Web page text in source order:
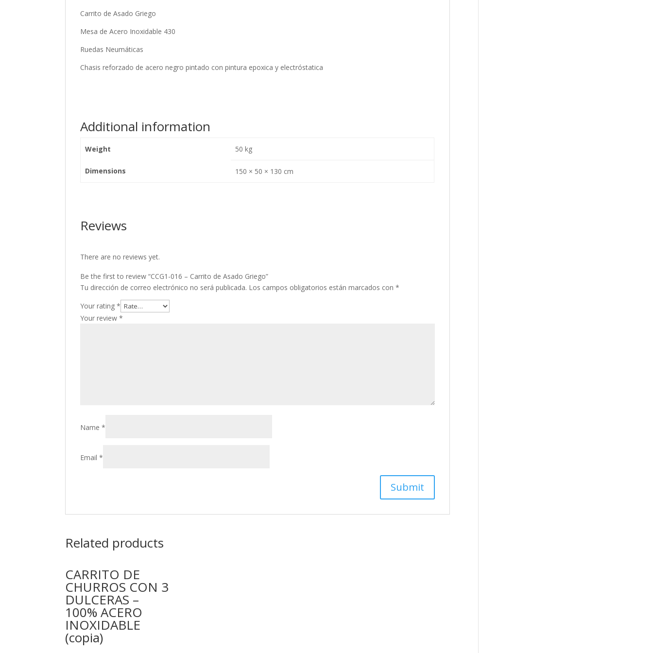
Carrito de Asado Griego
Mesa de Acero Inoxidable 430
Ruedas Neumáticas
Chasis reforzado de acero negro pintado con pintura epoxica y electróstatica
Additional information
Weight 50 kg
Dimensions 150 × 50 × 130 cm
Reviews
There are no reviews yet.
Be the first to review “CCG1-016 – Carrito de Asado Griego”
Tu dirección de correo electrónico no será publicada. Los campos obligatorios están marcados con*
Your rating*
Your review*
Name*
Email*
Related products
CARRITO DE
CHURROS CON 3
DULCERAS –
100% ACERO
INOXIDABLE
(copia)